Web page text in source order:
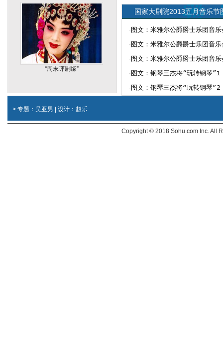
“周末评剧缘”
国家大剧院2013五月音乐节
· 图文：米雅尔公爵爵士乐团音
· 图文：米雅尔公爵爵士乐团音
· 图文：米雅尔公爵爵士乐团音
· 图文：钢琴三杰将“玩转钢琴”1
· 图文：钢琴三杰将“玩转钢琴”2
> 专题：吴亚男 | 设计：赵乐
Copyright © 2018 Sohu.com Inc. All